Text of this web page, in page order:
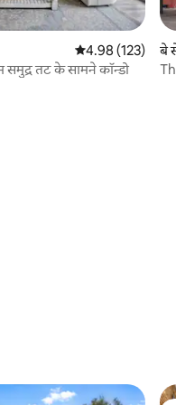
औसत रेटिंग 5 में से
4.98 (123)
तट के सामने कॉन्डो
बे